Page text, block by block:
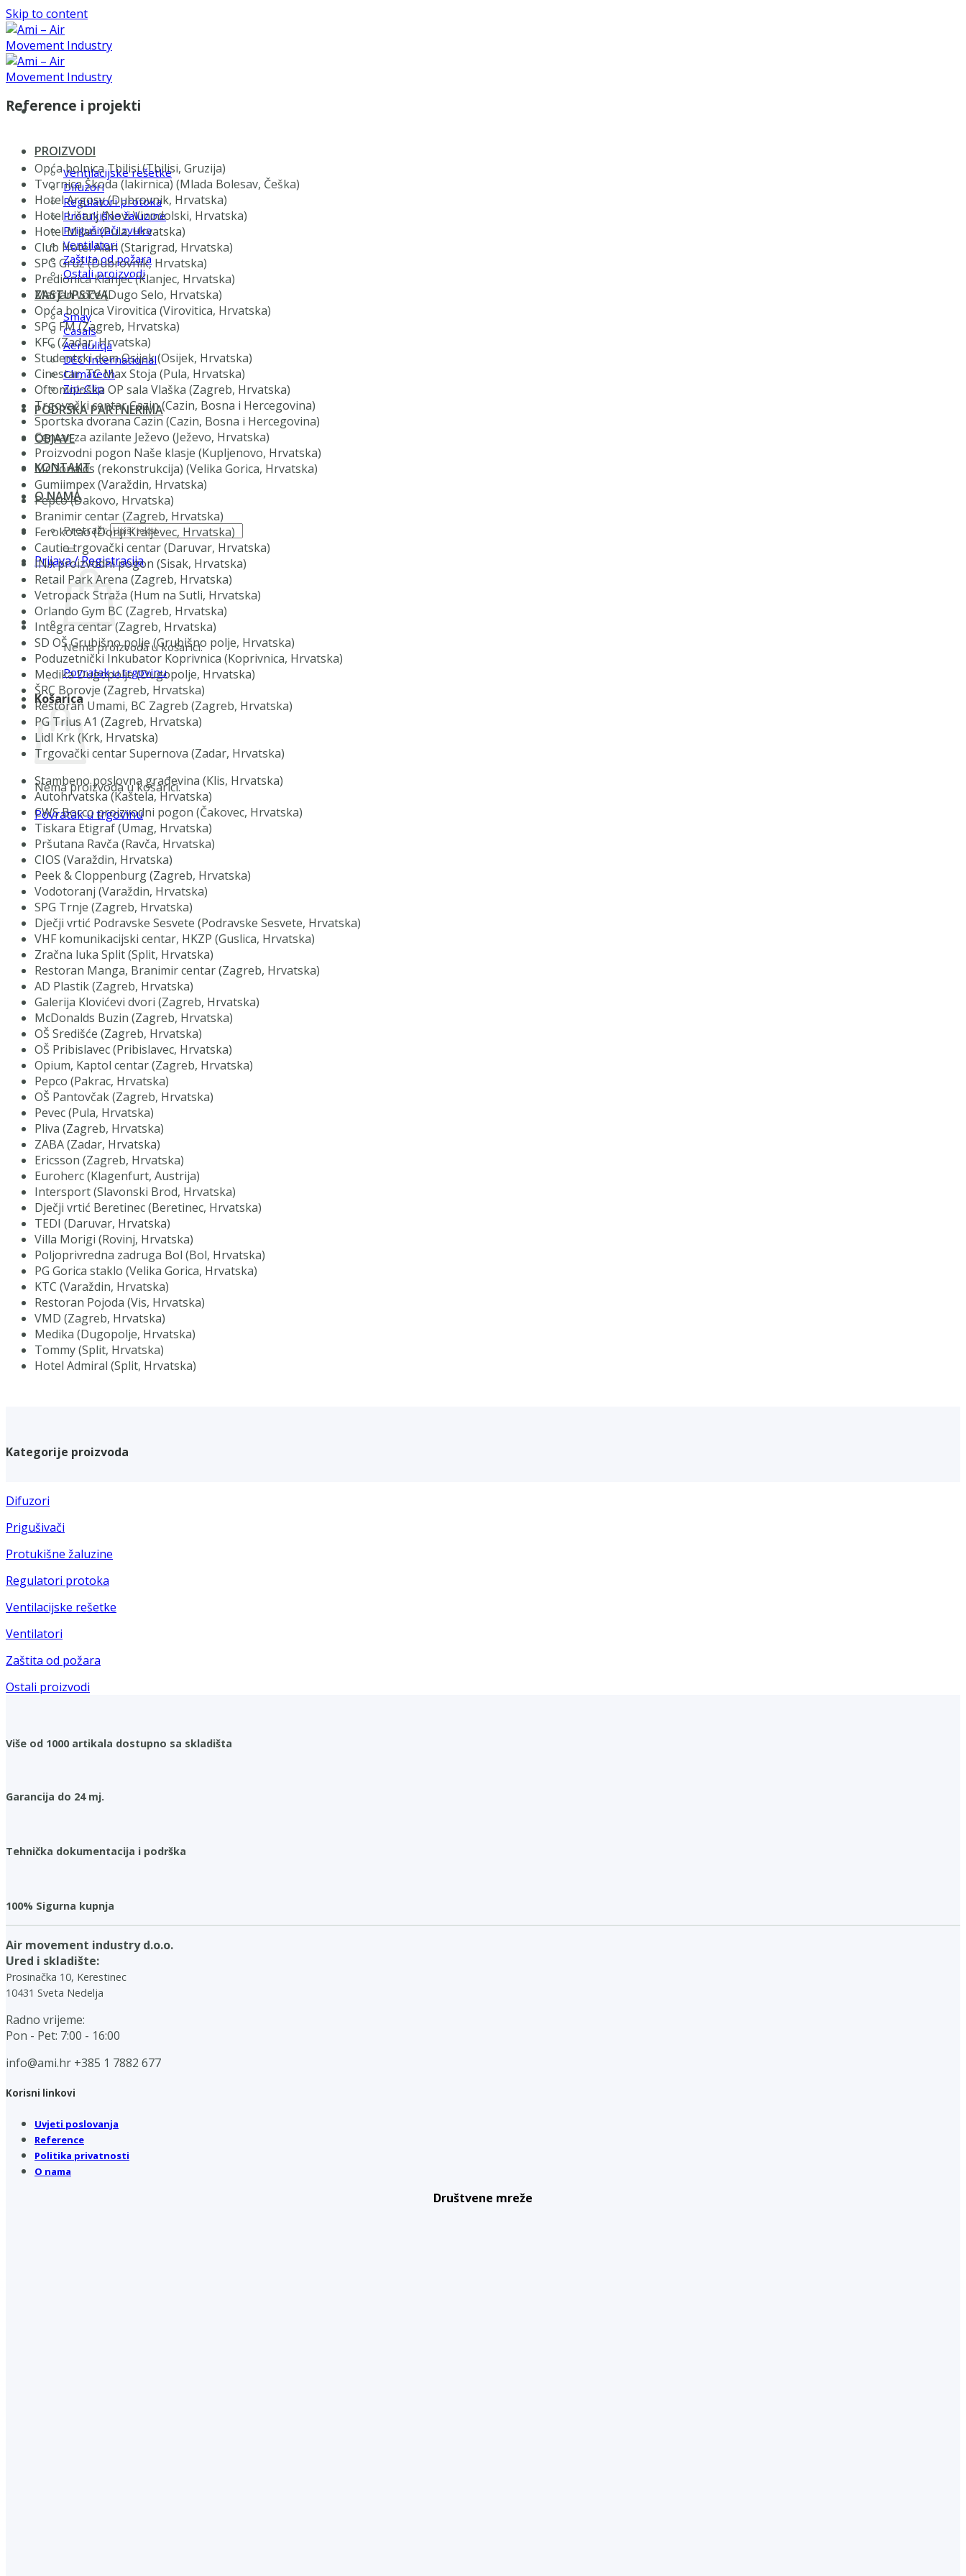
Skip to content
PROIZVODI
Ventilacijske rešetke
Difuzori
Regulatori protoka
Protukišne žaluzine
Prigušivači zvuka
Ventilatori
Zaštita od požara
Ostali proizvodi
ZASTUPSTVA
Smay
Casals
Aerauliqa
DEC International
Climatech
Zip-Clip
PODRŠKA PARTNERIMA
OBJAVE
KONTAKT
O NAMA
Pretraži:
Prijava / Registracija
Nema proizvoda u košarici.
Povratak u trgovinu
Košarica
Nema proizvoda u košarici.
Povratak u trgovinu
Reference i projekti
Opća bolnica Tbilisi (Tbilisi, Gruzija)
Tvornica Škoda (lakirnica) (Mlada Bolesav, Češka)
Hotel Argosy (Dubrovnik, Hrvatska)
Hotel Lišanj (Novi Vinodolski, Hrvatska)
Hotel Milan (Pula, Hrvatska)
Club Hotel Alan (Starigrad, Hrvatska)
SPG Gruž (Dubrovnik, Hrvatska)
Predionica Klanjec (Klanjec, Hrvatska)
Marjan voće (Dugo Selo, Hrvatska)
Opća bolnica Virovitica (Virovitica, Hrvatska)
SPG FM (Zagreb, Hrvatska)
KFC (Zadar, Hrvatska)
Studentski dom Osijek (Osijek, Hrvatska)
Cinestar, TC Max Stoja (Pula, Hrvatska)
Oftomološka OP sala Vlaška (Zagreb, Hrvatska)
Trgovački centar Cazin (Cazin, Bosna i Hercegovina)
Sportska dvorana Cazin (Cazin, Bosna i Hercegovina)
Centar za azilante Ježevo (Ježevo, Hrvatska)
Proizvodni pogon Naše klasje (Kupljenovo, Hrvatska)
McDonalds (rekonstrukcija) (Velika Gorica, Hrvatska)
Gumiimpex (Varaždin, Hrvatska)
Pepco (Đakovo, Hrvatska)
Branimir centar (Zagreb, Hrvatska)
Ferokotao (Donji Kraljevec, Hrvatska)
Cautio trgovački centar (Daruvar, Hrvatska)
INA proizvodni pogon (Sisak, Hrvatska)
Retail Park Arena (Zagreb, Hrvatska)
Vetropack Straža (Hum na Sutli, Hrvatska)
Orlando Gym BC (Zagreb, Hrvatska)
Integra centar (Zagreb, Hrvatska)
SD OŠ Grubišno polje (Grubišno polje, Hrvatska)
Poduzetnički Inkubator Koprivnica (Koprivnica, Hrvatska)
Medika Dugopolje (Dugopolje, Hrvatska)
ŠRC Borovje (Zagreb, Hrvatska)
Restoran Umami, BC Zagreb (Zagreb, Hrvatska)
PG Trius A1 (Zagreb, Hrvatska)
Lidl Krk (Krk, Hrvatska)
Trgovački centar Supernova (Zadar, Hrvatska)
Stambeno poslovna građevina (Klis, Hrvatska)
Autohrvatska (Kaštela, Hrvatska)
CWS Bocco proizvodni pogon (Čakovec, Hrvatska)
Tiskara Etigraf (Umag, Hrvatska)
Pršutana Ravča (Ravča, Hrvatska)
CIOS (Varaždin, Hrvatska)
Peek & Cloppenburg (Zagreb, Hrvatska)
Vodotoranj (Varaždin, Hrvatska)
SPG Trnje (Zagreb, Hrvatska)
Dječji vrtić Podravske Sesvete (Podravske Sesvete, Hrvatska)
VHF komunikacijski centar, HKZP (Guslica, Hrvatska)
Zračna luka Split (Split, Hrvatska)
Restoran Manga, Branimir centar (Zagreb, Hrvatska)
AD Plastik (Zagreb, Hrvatska)
Galerija Klovićevi dvori (Zagreb, Hrvatska)
McDonalds Buzin (Zagreb, Hrvatska)
OŠ Središće (Zagreb, Hrvatska)
OŠ Pribislavec (Pribislavec, Hrvatska)
Opium, Kaptol centar (Zagreb, Hrvatska)
Pepco (Pakrac, Hrvatska)
OŠ Pantovčak (Zagreb, Hrvatska)
Pevec (Pula, Hrvatska)
Pliva (Zagreb, Hrvatska)
ZABA (Zadar, Hrvatska)
Ericsson (Zagreb, Hrvatska)
Euroherc (Klagenfurt, Austrija)
Intersport (Slavonski Brod, Hrvatska)
Dječji vrtić Beretinec (Beretinec, Hrvatska)
TEDI (Daruvar, Hrvatska)
Villa Morigi (Rovinj, Hrvatska)
Poljoprivredna zadruga Bol (Bol, Hrvatska)
PG Gorica staklo (Velika Gorica, Hrvatska)
KTC (Varaždin, Hrvatska)
Restoran Pojoda (Vis, Hrvatska)
VMD (Zagreb, Hrvatska)
Medika (Dugopolje, Hrvatska)
Tommy (Split, Hrvatska)
Hotel Admiral (Split, Hrvatska)
Kategorije proizvoda
Difuzori
Prigušivači
Protukišne žaluzine
Regulatori protoka
Ventilacijske rešetke
Ventilatori
Zaštita od požara
Ostali proizvodi
Više od 1000 artikala dostupno sa skladišta
Garancija do 24 mj.
Tehnička dokumentacija i podrška
100% Sigurna kupnja
Air movement industry d.o.o.
Ured i skladište:
Prosinačka 10, Kerestinec
10431 Sveta Nedelja
Radno vrijeme:
Pon - Pet: 7:00 - 16:00
info@ami.hr +385 1 7882 677
Korisni linkovi
Uvjeti poslovanja
Reference
Politika privatnosti
O nama
Društvene mreže